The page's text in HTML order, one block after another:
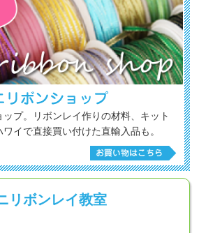
ップ。リボンレイ作りの材料、キット
イで直接買い付けた直輸入品も。
リボンレイ教室